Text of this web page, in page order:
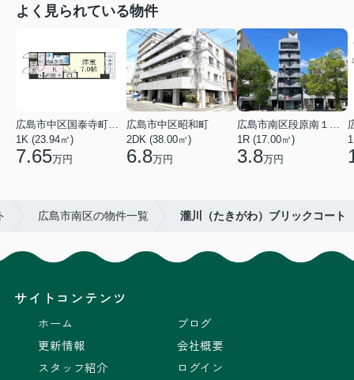
よく見られている物件
1K (23.94㎡)
7.65万円
広島市中区昭和町
2DK (38.00㎡)
6.8万円
1R (17.00㎡)
3.8万円
広島市南区の物件一覧 瀧川（たきがわ）ブリックコート
サイトコンテンツ
ホーム
更新情報
スタッフ紹介
ブログ
会社概要
ログイン